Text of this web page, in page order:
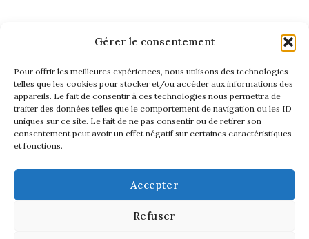
Gérer le consentement
Pour offrir les meilleures expériences, nous utilisons des technologies
telles que les cookies pour stocker et/ou accéder aux informations des
appareils. Le fait de consentir à ces technologies nous permettra de
traiter des données telles que le comportement de navigation ou les ID
uniques sur ce site. Le fait de ne pas consentir ou de retirer son
consentement peut avoir un effet négatif sur certaines caractéristiques
et fonctions.
Accepter
Refuser